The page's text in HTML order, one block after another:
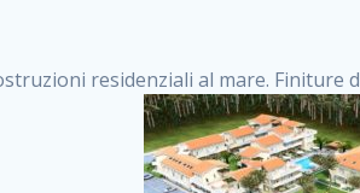
residenziali al mare. Finiture